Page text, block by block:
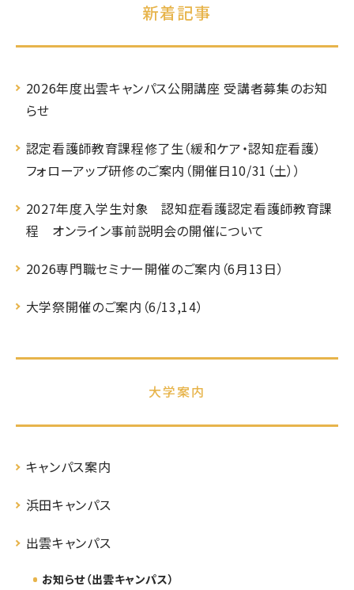
新着記事
2026年度出雲キャンパス公開講座 受講者募集のお知
らせ
認定看護師教育課程修了生（緩和ケア・認知症看護）
フォローアップ研修のご案内（開催日10/31（土））
2027年度入学生対象 認知症看護認定看護師教育課
程 オンライン事前説明会の開催について
2026専門職セミナー開催のご案内（6月13日）
大学祭開催のご案内（6/13,14）
大学案内
キャンパス案内
浜田キャンパス
出雲キャンパス
お知らせ（出雲キャンパス）